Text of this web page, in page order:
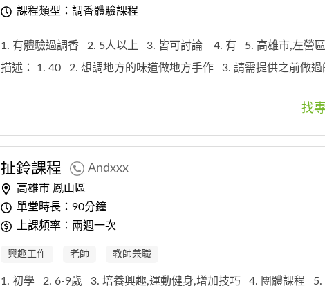
課程類型：調香體驗課程
1. 有體驗過調香 2. 5人以上 3. 皆可討論 4. 有
5. 高雄市,左營區
描述： 1. 40 2. 想調地方的味道做地方手作 3. 請需提供之前做
找
扯鈴課程 Andxxx
高雄市 鳳山區
單堂時長：90分鐘
上課頻率：兩週一次
興趣工作 老師 教師兼職
1. 初學 2. 6-9歲 3. 培養興趣,運動健身,增加技巧 4. 團體課程 5.